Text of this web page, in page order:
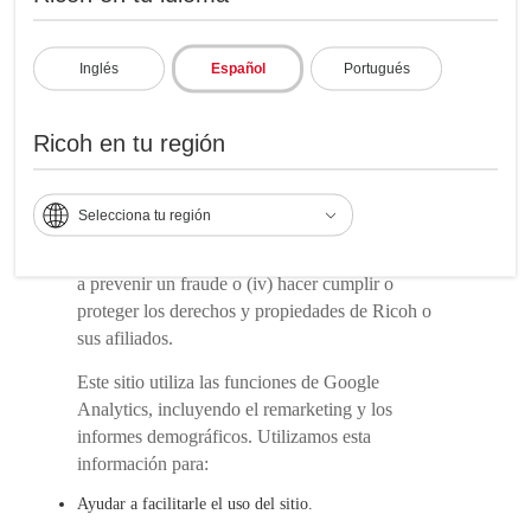
Inglés Español Portugués
Ricoh en tu región
Selecciona tu región
dispuesto en esta Política, Ricoh no venderá,
alquilará o arrendará su Información Personal a
Ricoh puede utilizar tu Información Personal para:
(i) responder a las solicitudes de información
debidamente aprobadas por las autoridades
gubernamentales; (ii) cumplir con cualquier ley,
a prevenir un fraude o (iv) hacer cumplir o
proteger los derechos y propiedades de Ricoh o
sus afiliados.
Este sitio utiliza las funciones de Google
Analytics, incluyendo el remarketing y los
informes demográficos. Utilizamos esta
información para:
Ayudar a facilitarle el uso del sitio.